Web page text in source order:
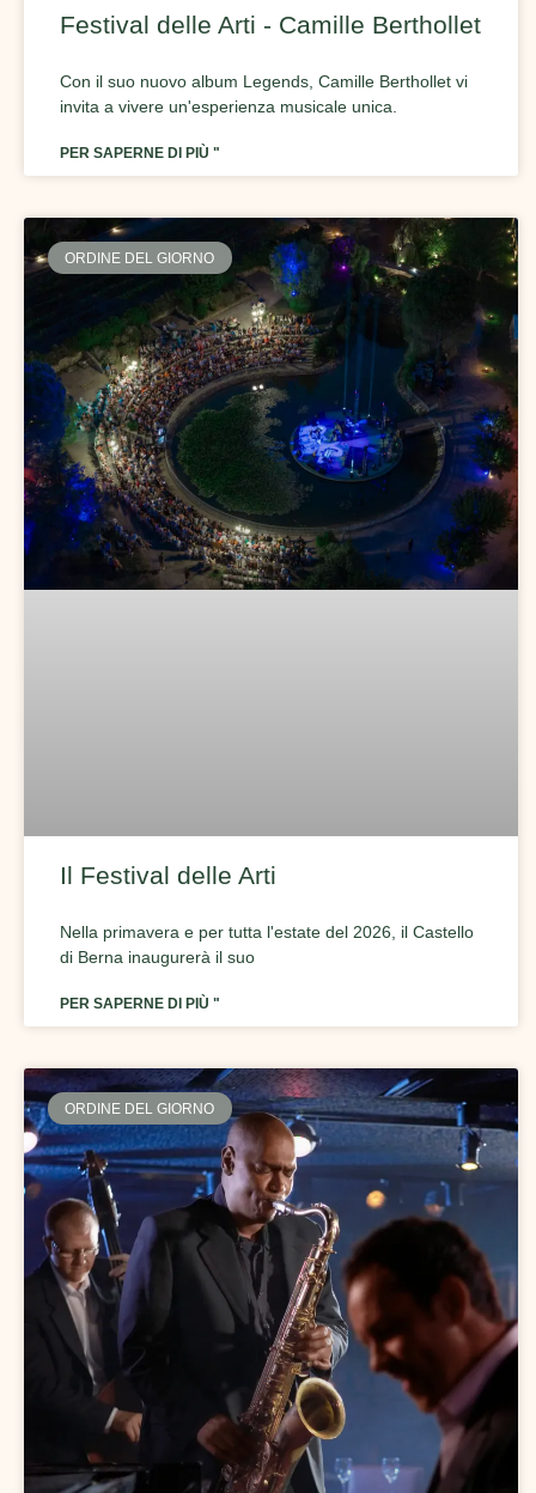
Festival delle Arti - Camille Berthollet
Con il suo nuovo album Legends, Camille Berthollet vi
invita a vivere un'esperienza musicale unica.
PER SAPERNE DI PIÙ "
ORDINE DEL GIORNO
Il Festival delle Arti
Nella primavera e per tutta l'estate del 2026, il Castello
di Berna inaugurerà il suo
PER SAPERNE DI PIÙ "
ORDINE DEL GIORNO